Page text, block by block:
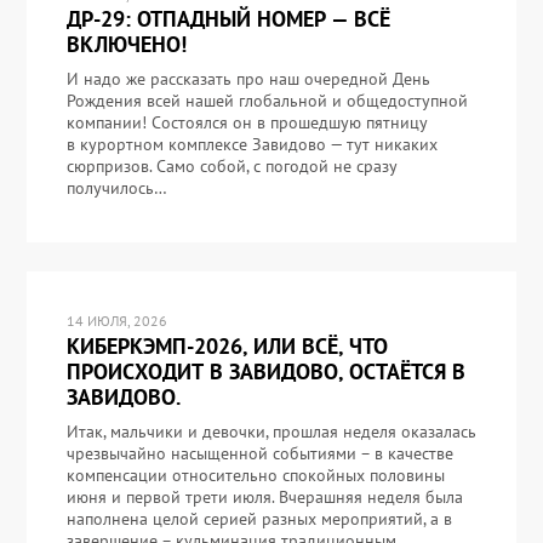
ДР-29: ОТПАДНЫЙ НОМЕР — ВСЁ
ВКЛЮЧЕНО!
И надо же рассказать про наш очередной День
Рождения всей нашей глобальной и общедоступной
компании! Состоялся он в прошедшую пятницу
в курортном комплексе Завидово — тут никаких
сюрпризов. Само собой, с погодой не сразу
получилось…
14 ИЮЛЯ, 2026
КИБЕРКЭМП-2026, ИЛИ ВСЁ, ЧТО
ПРОИСХОДИТ В ЗАВИДОВО, ОСТАЁТСЯ В
ЗАВИДОВО.
Итак, мальчики и девочки, прошлая неделя оказалась
чрезвычайно насыщенной событиями – в качестве
компенсации относительно спокойных половины
июня и первой трети июля. Вчерашняя неделя была
наполнена целой серией разных мероприятий, а в